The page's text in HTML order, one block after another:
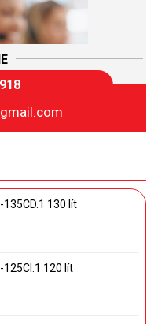
135CD.1 130 lít
125CI.1 120 lít